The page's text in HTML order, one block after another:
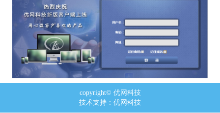
copyright© 优网科技
技术支持： 优网科技